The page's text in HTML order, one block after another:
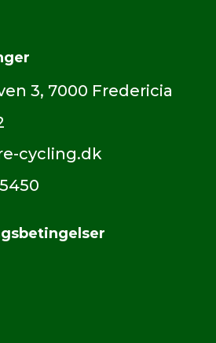
3, 7000 Fredericia
cycling.dk